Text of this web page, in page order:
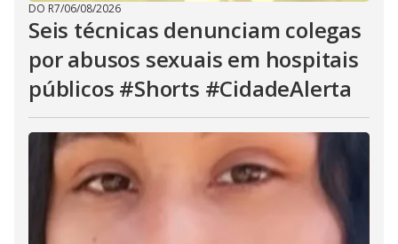
DO R7/06/08/2026
Seis técnicas denunciam colegas
por abusos sexuais em hospitais
públicos #Shorts #CidadeAlerta